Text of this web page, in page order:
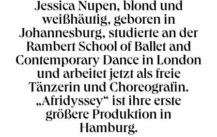
Jessica Nupen, blond und
weißhäutig, geboren in
Johannesburg, studierte an der
Rambert School of Ballet and
Contemporary Dance in London
und arbeitet jetzt als freie
Tänzerin und Choreografin.
„Afridyssey“ ist ihre erste
größere Produktion in
Hamburg.